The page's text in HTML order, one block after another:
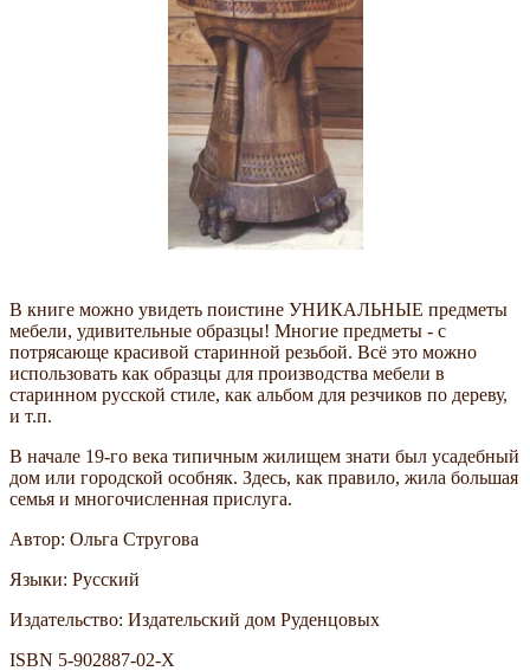
В книге можно увидеть поистине УНИКАЛЬНЫЕ предметы
мебели, удивительные образцы! Многие предметы - с
потрясающе красивой старинной резьбой. Всё это можно
использовать как образцы для производства мебели в
старинном русской стиле, как альбом для резчиков по дереву,
и т.п.
В начале 19-го века типичным жилищем знати был усадебный
дом или городской особняк. Здесь, как правило, жила большая
семья и многочисленная прислуга.
Автор: Ольга Стругова
Языки: Русский
Издательство: Издательский дом Руденцовых
ISBN 5-902887-02-X